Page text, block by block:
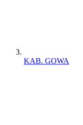
KAB. GOWA